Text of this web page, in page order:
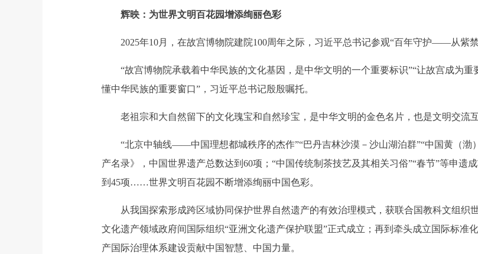
辉映：为世界文明百花园增添绚丽色彩
2025年10月，在故宫博物院建院100周年之际，习近平总书记参观“百年守护——从紫禁
“故宫博物院承载着中华民族的文化基因，是中华文明的一个重要标识”“让故宫成为重
懂中华民族的重要窗口”，习近平总书记殷殷嘱托。
老祖宗和大自然留下的文化瑰宝和自然珍宝，是中华文明的金色名片，也是文明交流互
“北京中轴线——中国理想都城秩序的杰作”“巴丹吉林沙漠－沙山湖泊群”“中国黄（渤
产名录》，中国世界遗产总数达到60项；“中国传统制茶技艺及其相关习俗”“春节”等申遗
到45项……世界文明百花园不断增添绚丽中国色彩。
从我国探索形成跨区域协同保护世界自然遗产的有效治理模式，获联合国教科文组织
文化遗产领域政府间国际组织“亚洲文化遗产保护联盟”正式成立；再到牵头成立国际标准
产国际治理体系建设贡献中国智慧、中国力量。